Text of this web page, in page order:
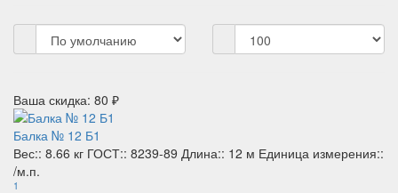
Ваша скидка: 80 ₽
Балка № 12 Б1
Вес:: 8.66 кг ГОСТ:: 8239-89 Длина:: 12 м Единица измерения::
/м.п.
1